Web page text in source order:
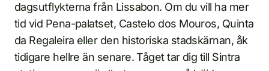
dagsutflykterna från Lissabon. Om du vill ha mer
tid vid Pena-palatset, Castelo dos Mouros, Quinta
da Regaleira eller den historiska stadskärnan, åk
tidigare hellre än senare. Tåget tar dig till Sintra